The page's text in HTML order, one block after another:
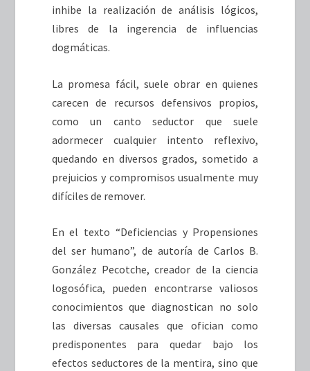
inhibe la realización de análisis lógicos,
libres de la ingerencia de influencias
dogmáticas.
La promesa fácil, suele obrar en quienes
carecen de recursos defensivos propios,
como un canto seductor que suele
adormecer cualquier intento reflexivo,
quedando en diversos grados, sometido a
prejuicios y compromisos usualmente muy
difíciles de remover.
En el texto “Deficiencias y Propensiones
del ser humano”, de autoría de Carlos B.
González Pecotche, creador de la ciencia
logosófica, pueden encontrarse valiosos
conocimientos que diagnostican no solo
las diversas causales que ofician como
predisponentes para quedar bajo los
efectos seductores de la mentira, sino que